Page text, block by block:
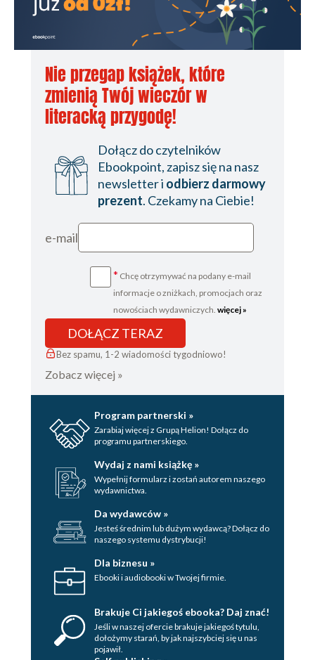
Nie przegap książek, które
zmienią Twój wieczór w
literacką przygodę!
Dołącz do czytelników
Ebookpoint, zapisz się na nasz
newsletter i odbierz darmowy
prezent. Czekamy na Ciebie!
e-mail
* Chcę otrzymywać na podany e-mail
informacje o zniżkach, promocjach oraz
nowościach wydawniczych. więcej »
DOŁĄCZ TERAZ
Bez spamu, 1-2 wiadomości tygodniowo!
Zobacz więcej »
Program partnerski »
Zarabiaj więcej z Grupą Helion! Dołącz do
programu partnerskiego.
Wydaj z nami książkę »
Wypełnij formularz i zostań autorem naszego
wydawnictwa.
Da wydawców »
Jesteś średnim lub dużym wydawcą? Dołącz do
naszego systemu dystrybucji!
Dla biznesu »
Ebooki i audiobooki w Twojej firmie.
Brakuje Ci jakiegoś ebooka? Daj znać!
Jeśli w naszej ofercie brakuje jakiegoś tytulu,
dołożymy starań, by jak najszybciej się u nas
pojawił.